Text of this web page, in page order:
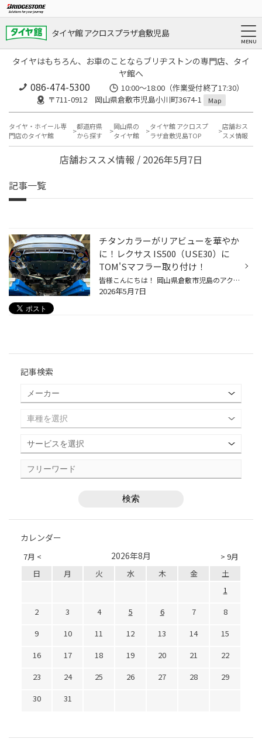
タイヤ館 アクロスプラザ倉敷児島
タイヤはもちろん、お車のことならブリヂストンの専門店、タイ
ヤ館へ
086-474-5300
10:00〜18:00（作業受付終了17:30）
〒711-0912 岡山県倉敷市児島小川町3674-1
Map
タイヤ・ホイール専
門店のタイヤ館
都道府県
から探す
岡山県の
タイヤ館
タイヤ館 アクロスプ
ラザ倉敷児島TOP
店舗おス
スメ情報
店舗おススメ情報 / 2026年5月7日
記事一覧
チタンカラーがリアビューを華やか
に！レクサス IS500（USE30）に
TOM'Sマフラー取り付け！
皆様こんにちは！ 岡山県倉敷市児島のアクロスプラザ倉敷児島内にあります タイヤ館アクロスプラザ倉敷児島店の店長 田村です！ 本日は以前、フロントリップスポイラーを 取り付け、ご紹介させていただいたこちらの レクサス IS500（USE30）のお客様に この度はマフラー交換をお任せして いただきま...
2026年5月7日
記事検索
カレンダー
7月 < > 9月
2026年8月
日 月 火 水 木 金
土
1
2
3 4 5 6 7
8
9
10 11 12 13 14
15
16
17 18 19 20 21
22
23
24 25 26 27 28
29
30
31